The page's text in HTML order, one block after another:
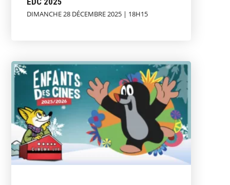
DIMANCHE 28 DÉCEMBRE 2025 | 18H15